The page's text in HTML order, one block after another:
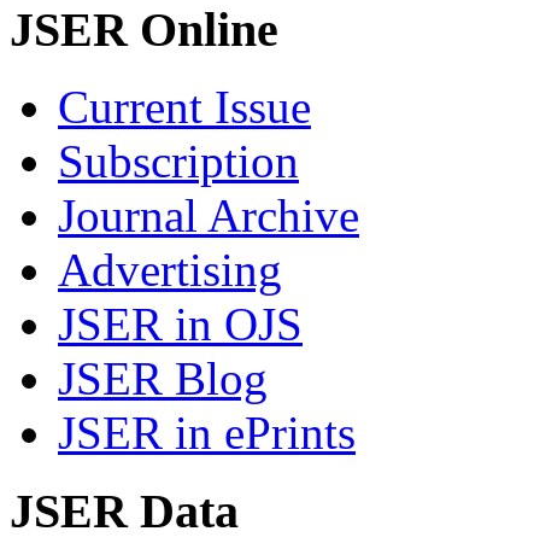
JSER Online
Current Issue
Subscription
Journal Archive
Advertising
JSER in OJS
JSER Blog
JSER in ePrints
JSER Data